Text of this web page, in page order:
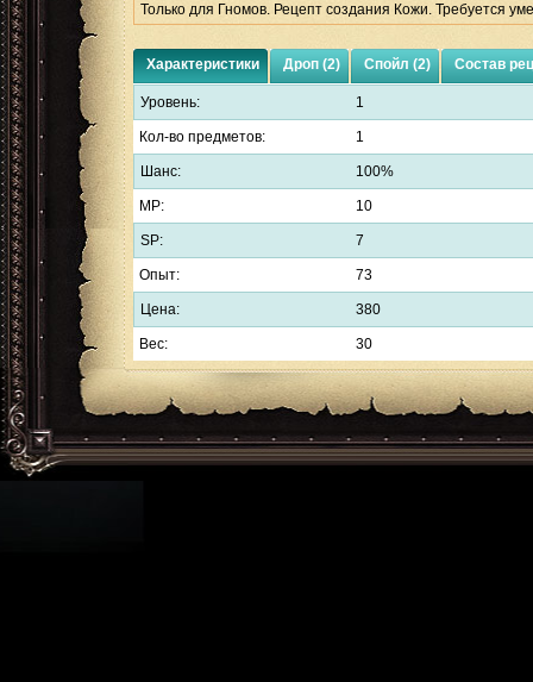
Только для Гномов. Рецепт создания Кожи. Требуется
Характеристики Дроп (2) Спойл (2) Состав
Уровень: 1
Кол-во предметов: 1
Шанс: 100%
MP: 10
SP: 7
Опыт: 73
Цена: 380
Вес: 30